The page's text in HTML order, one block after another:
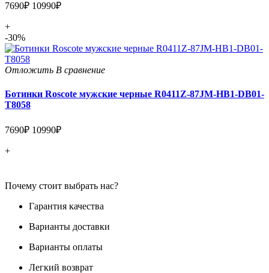
7690₽ 10990₽
+
-30%
Отложить В сравнение
Ботинки Roscote мужские черные R0411Z-87JM-HB1-DB01-
T8058
7690₽ 10990₽
+
Почему стоит выбрать нас?
Гарантия качества
Варианты доставки
Варианты оплаты
Легкий возврат